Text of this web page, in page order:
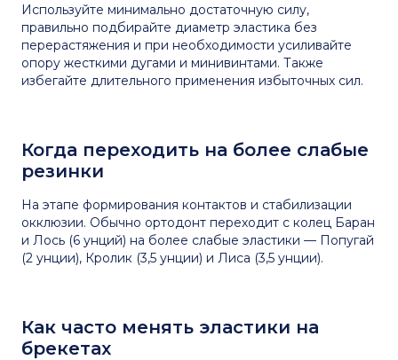
Используйте минимально достаточную силу,
правильно подбирайте диаметр эластика без
перерастяжения и при необходимости усиливайте
опору жесткими дугами и минивинтами. Также
избегайте длительного применения избыточных сил.
Когда переходить на более слабые
резинки
На этапе формирования контактов и стабилизации
окклюзии. Обычно ортодонт переходит с колец Баран
и Лось (6 унций) на более слабые эластики — Попугай
(2 унции), Кролик (3,5 унции) и Лиса (3,5 унции).
Как часто менять эластики на
брекетах